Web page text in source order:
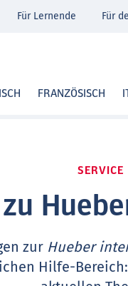
FRANZÖSISCH
Für Lernende Für
SERVICE
zu
zur Hueber
Hilfe-